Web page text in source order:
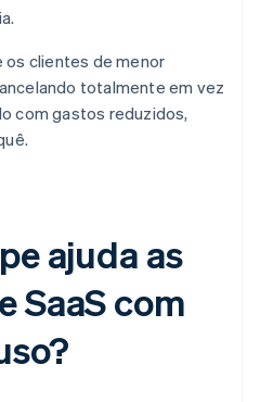
os clientes de menor
totalmente em vez
com gastos reduzidos,
ajuda as
SaaS com